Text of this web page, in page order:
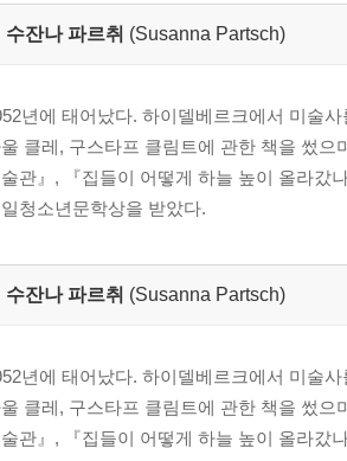
수잔나 파르취 (Susanna Partsch)
년에 태어났다. 하이델베르크에서 미술
클레, 구스타프 클림트에 관한 책을 썼
관』, 『집들이 어떻게 하늘 높이 올라갔
청소년문학상을 받았다.
수잔나 파르취 (Susanna Partsch)
년에 태어났다. 하이델베르크에서 미술
클레, 구스타프 클림트에 관한 책을 썼
관』, 『집들이 어떻게 하늘 높이 올라갔